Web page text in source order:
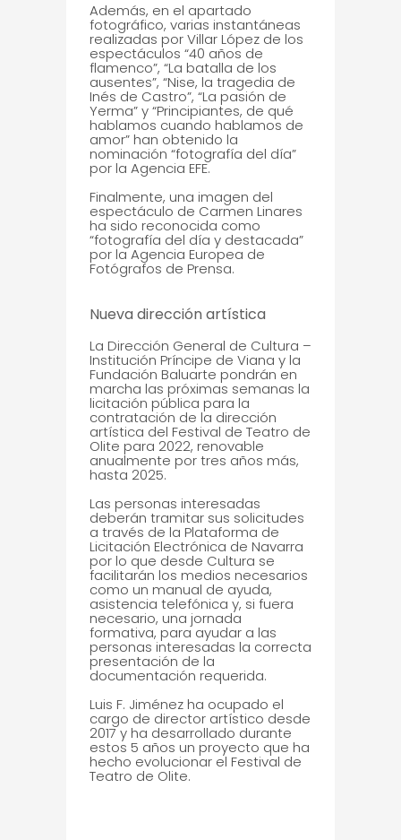
Además, en el apartado
fotográfico, varias instantáneas
realizadas por Villar López de los
espectáculos “40 años de
flamenco”, “La batalla de los
ausentes”, “Nise, la tragedia de
Inés de Castro”, “La pasión de
Yerma” y “Principiantes, de qué
hablamos cuando hablamos de
amor” han obtenido la
nominación “fotografía del día”
por la Agencia EFE.
Finalmente, una imagen del
espectáculo de Carmen Linares
ha sido reconocida como
“fotografía del día y destacada”
por la Agencia Europea de
Fotógrafos de Prensa.
Nueva dirección artística
La Dirección General de Cultura –
Institución Príncipe de Viana y la
Fundación Baluarte pondrán en
marcha las próximas semanas la
licitación pública para la
contratación de la dirección
artística del Festival de Teatro de
Olite para 2022, renovable
anualmente por tres años más,
hasta 2025.
Las personas interesadas
deberán tramitar sus solicitudes
a través de la Plataforma de
Licitación Electrónica de Navarra
por lo que desde Cultura se
facilitarán los medios necesarios
como un manual de ayuda,
asistencia telefónica y, si fuera
necesario, una jornada
formativa, para ayudar a las
personas interesadas la correcta
presentación de la
documentación requerida.
Luis F. Jiménez ha ocupado el
cargo de director artístico desde
2017 y ha desarrollado durante
estos 5 años un proyecto que ha
hecho evolucionar el Festival de
Teatro de Olite.